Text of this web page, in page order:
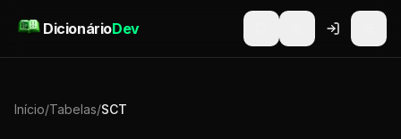
DicionárioDev
Início/Tabelas/SCT